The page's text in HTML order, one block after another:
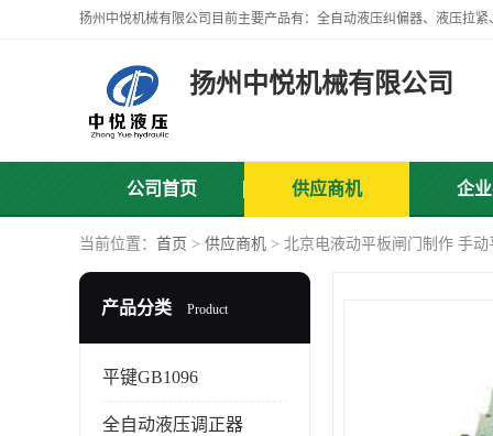
扬州中悦机械有限公司
公司首页 供应商机 企
当前位置： 首页 > 供应商机 > 北京电液动平板闸门制作 手动
产品分类 Product
平键GB1096
全自动液压调正器